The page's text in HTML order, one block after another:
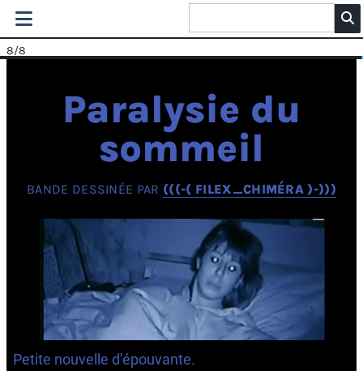
8/8
Paralysie du
sommeil
BANDE DESSINÉE PAR (((-( FILEX_CHIMÉRA )-)))
Petite nouvelle d’épouvante.